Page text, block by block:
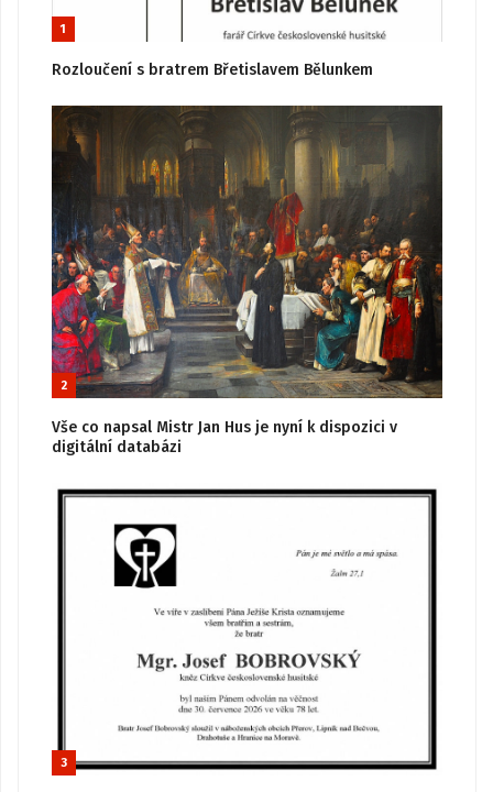
1
Rozloučení s bratrem Břetislavem Bělunkem
2
Vše co napsal Mistr Jan Hus je nyní k dispozici v
digitální databázi
3